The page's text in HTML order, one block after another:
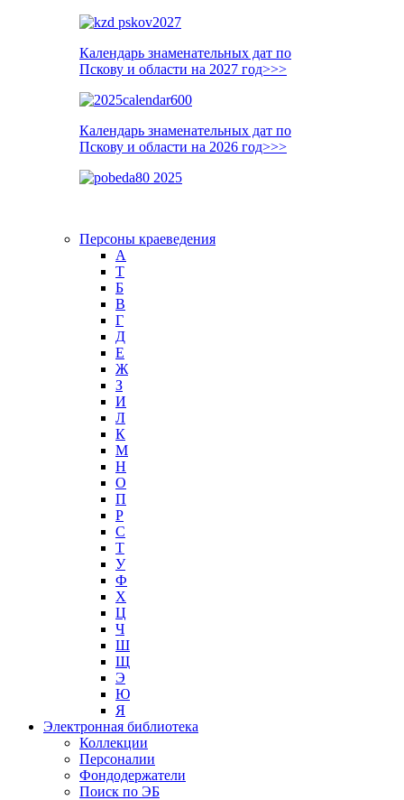
Календарь знаменательных дат по
Пскову и области на 2027 год>>>
Календарь знаменательных дат по
Пскову и области на 2026 год>>>
Персоны краеведения
А
T
Б
В
Г
Д
Е
Ж
З
И
Л
К
М
Н
О
П
Р
С
Т
У
Ф
Х
Ц
Ч
Ш
Щ
Э
Ю
Я
Электронная библиотека
Коллекции
Персоналии
Фондодержатели
Поиск по ЭБ